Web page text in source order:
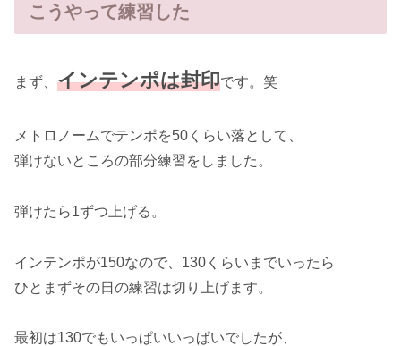
こうやって練習した
まず、 インテンポは封印です。笑
メトロノームでテンポを50くらい落として、
弾けないところの部分練習をしました。
弾けたら1ずつ上げる。
インテンポが150なので、130くらいまでいったら
ひとまずその日の練習は切り上げます。
最初は130でもいっぱいいっぱいでしたが、